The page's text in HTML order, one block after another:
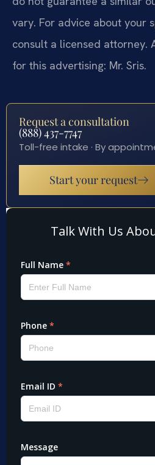
vary. For advice about your
consult a licensed attorney.
for this advertising: Mr. Sris.
Request a consultation
(888) 437-7747
Toll-free intake · By
Start your request